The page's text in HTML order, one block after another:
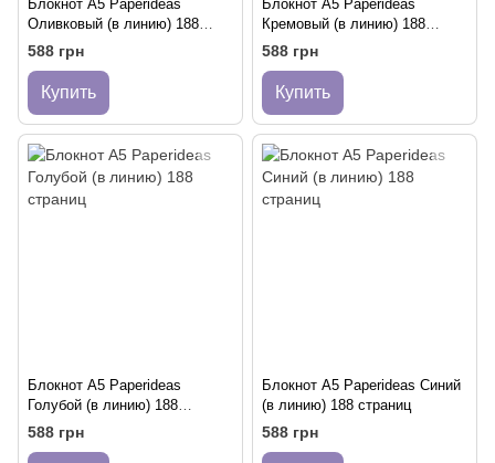
Блокнот A5 Paperideas
Оливковый (в линию) 188
страниц
588 грн
Купить
Блокнот A5 Paperideas
Кремовый (в линию) 188
страниц
588 грн
Купить
Блокнот A5 Paperideas
Голубой (в линию) 188
страниц
588 грн
Блокнот A5 Paperideas Синий
(в линию) 188 страниц
588 грн